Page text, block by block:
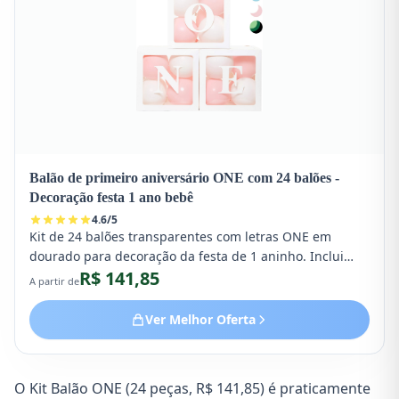
Balão de primeiro aniversário ONE com 24 balões -
Decoração festa 1 ano bebê
4.6/5
Kit de 24 balões transparentes com letras ONE em
dourado para decoração da festa de 1 aninho. Inclui
balões de látex e blocos de cubo com letras para compor
cake e registros do primeiro aniversário. Produto
importado de alta qualidade.
A partir deR$ 141,85
Ver Melhor Oferta
O Kit Balão ONE (24 peças, R$ 141,85) é praticamente